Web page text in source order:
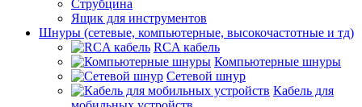
Струбцина
Ящик для инструментов
Шнуры (сетевые, компьютерные, высокочастотные и тд)
RCA кабель
Компьютерные шнуры
Сетевой шнур
Кабель для